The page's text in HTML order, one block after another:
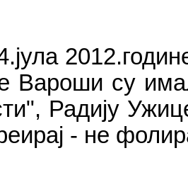
Вароши су
Радију
- не